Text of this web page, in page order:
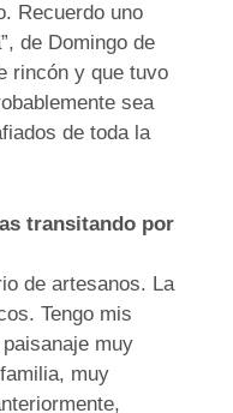
Recuerdo uno
de Domingo de
rincón y que tuvo
sea
de toda la
transitando por
de artesanos. La
Tengo mis
muy
muy